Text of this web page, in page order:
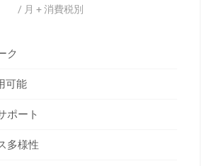
/ 月 + 消費税別
ク
可能
ポート
多様性